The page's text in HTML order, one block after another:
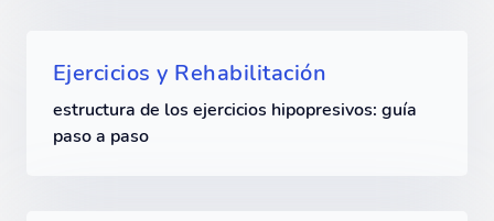
Ejercicios y Rehabilitación
estructura de los ejercicios hipopresivos: guía
paso a paso